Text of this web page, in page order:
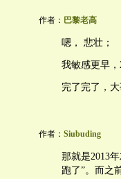
作者： 巴黎老高
嗯， 悲壮；
我敏感更早，
完了完了，
作者： Siubuding
那就是2013
跑了”。而之